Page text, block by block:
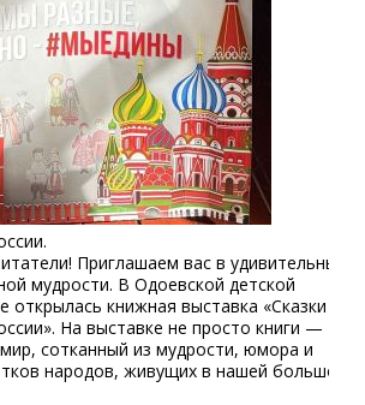
Приглашаем вас в удивительный
мудрости. В Одоевской детской
открылась книжная выставка «Сказки
На выставке не просто книги —
сотканный из мудрости, юмора и
народов, живущих в нашей большой